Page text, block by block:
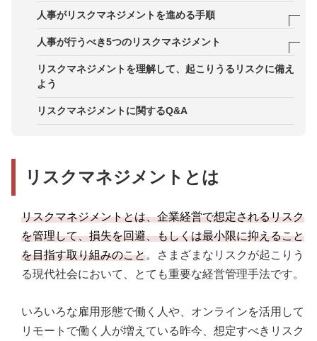
リスクヘッジとの違い
危機管理との違い
リスクアセスメントとの違い
1．企業を存続させ続けるため
2．挑戦機会を創出するため
3．被害や損質を最小限に抑えるため
人事がリスクマネジメントを進める手順
手順1．リスクを発見・特定する
手順2．リスクを分析・算定する
手順4．リスクに対応する
人事が行うべき5つのリスクマネジメント
1．人材獲得に対するリスクマネジメント
5．人権問題の発生に対するリスクマネジメント
リスクマネジメントを理解して、起こりうるリスクに備え
よう
リスクマネジメントに関するQ&A
リスクマネジメントとは
リスクマネジメントとは、企業経営で想定されるリスク
を管理して、損失を回避、もしくは最小限に抑えること
を目指す取り組みのこと。さまざまなリスクが起こりう
る現代社会において、とても重要な経営管理手法です。
いろいろな雇用形態で働く人や、オンラインを活用して
リモートで働く人が増えている昨今、想定すべきリスク